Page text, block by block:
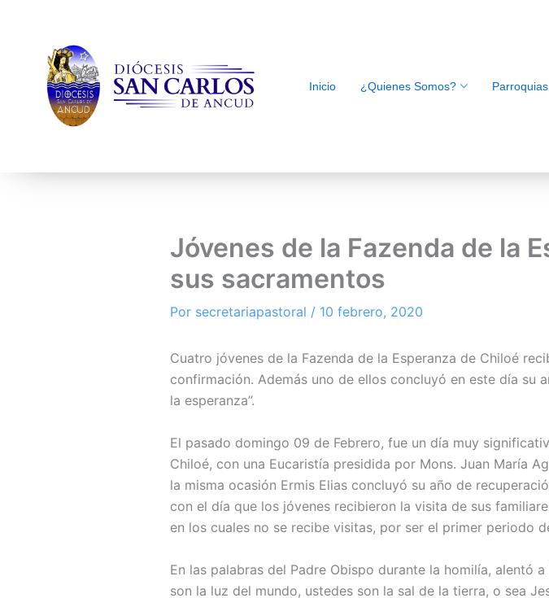
Inicio ¿Quienes Somos? Parroquias
Jóvenes de la Fazenda de la
sus sacramentos
Por secretariapastoral / 10 febrero, 2020
Cuatro jóvenes de la Fazenda de la Esperanza de Chiloé
confirmación. Además uno de ellos concluyó en este día su
la esperanza”.
El pasado domingo 09 de Febrero, fue un día muy
Chiloé, con una Eucaristía presidida por Mons. Juan María
la misma ocasión Ermis Elias concluyó su año de
con el día que los jóvenes recibieron la visita de sus
en los cuales no se recibe visitas, por ser el primer periodo
En las palabras del Padre Obispo durante la homilía, alentó
son la luz del mundo, ustedes son la sal de la tierra, o sea